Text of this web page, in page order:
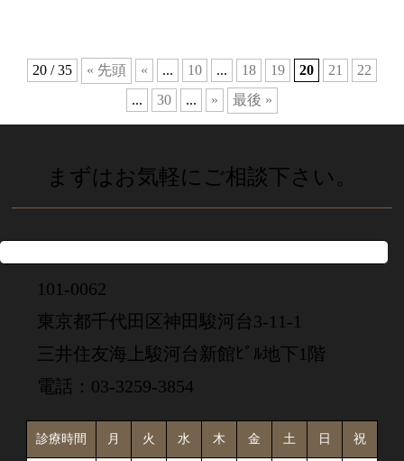
20 / 35 « 先頭 « ... 10 ... 18 19 20 21
22
...
30 ... » 最後 »
まずはお気軽にご相談下さい。
101-0062
東京都千代田区神田駿河台3-11-1
三井住友海上駿河台新館ﾋﾞﾙ地下1階
電話：03-3259-3854
診療時間 月 火 水 木 金 土 日 祝